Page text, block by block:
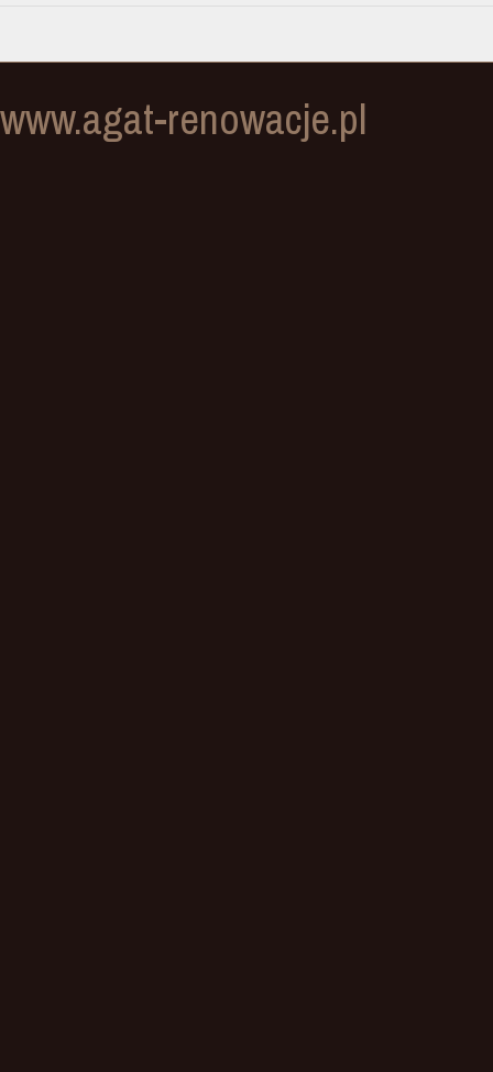
www.agat-renowacje.pl